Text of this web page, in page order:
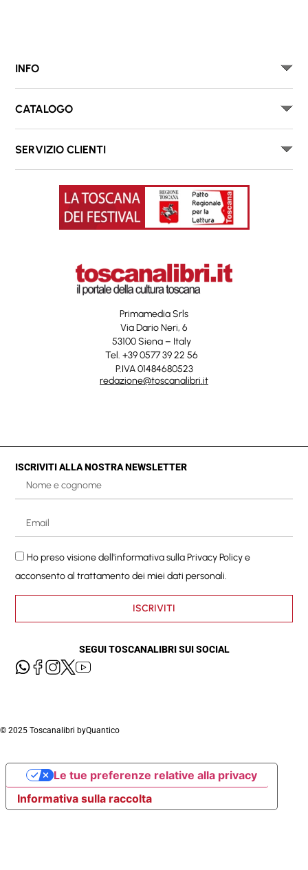
INFO
CATALOGO
SERVIZIO CLIENTI
Primamedia Srls
Via Dario Neri, 6
53100 Siena – Italy
Tel. +39 0577 39 22 56
P.IVA 01484680523
redazione@toscanalibri.it
ISCRIVITI ALLA NOSTRA NEWSLETTER
Ho preso visione dell'informativa sullaPrivacy Policye
acconsento al trattamento dei miei dati personali.
ISCRIVITI
SEGUI TOSCANALIBRI SUI SOCIAL
© 2025 Toscanalibri byQuantico
Informativa sulla raccolta
Le tue preferenze relative alla privacy